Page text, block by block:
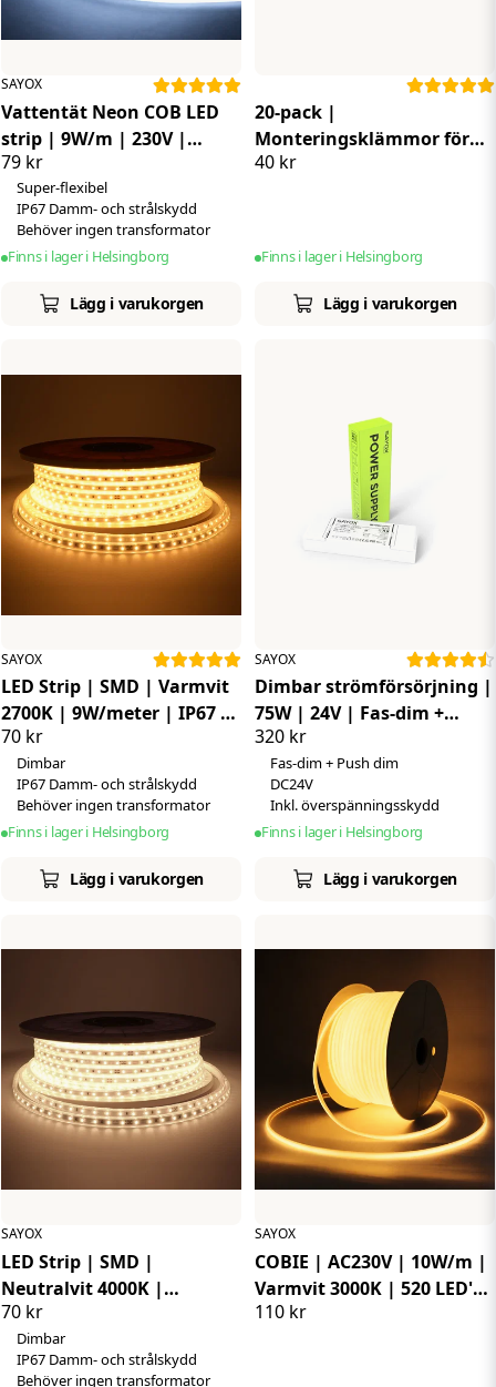
SAYOX
Vattentät Neon COB LED
strip | 9W/m | 230V |
6000K | Dimbar | Super-
flex
79 kr
Super-flexibel
IP67 Damm- och strålskydd
Behöver ingen transformator
Finns i lager i Helsingborg
Lägg i varukorgen
20-pack |
Monteringsklämmor för
LED-strip SMD
40 kr
Finns i lager i Helsingborg
Lägg i varukorgen
SAYOX
LED Strip | SMD | Varmvit
2700K | 9W/meter | IP67 |
230V
70 kr
Dimbar
IP67 Damm- och strålskydd
Behöver ingen transformator
Finns i lager i Helsingborg
Lägg i varukorgen
SAYOX
Dimbar strömförsörjning |
75W | 24V | Fas-dim +
Push-dim
320 kr
Fas-dim + Push dim
DC24V
Inkl. överspänningsskydd
Finns i lager i Helsingborg
Lägg i varukorgen
SAYOX
LED Strip | SMD |
Neutralvit 4000K |
9W/meter | IP67 | 230V
70 kr
Dimbar
IP67 Damm- och strålskydd
Behöver ingen transformator
SAYOX
COBIE | AC230V | 10W/m |
Varmvit 3000K | 520 LED's
/m | IP65
110 kr